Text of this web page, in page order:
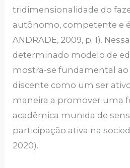
tridimensionalidade do
autônomo, competente e
ANDRADE, 2009, p. 1).
determinado modelo de
mostra-se fundamental ao
discente como um ser
maneira a promover uma
acadêmica munida de
participação ativa na
2020).